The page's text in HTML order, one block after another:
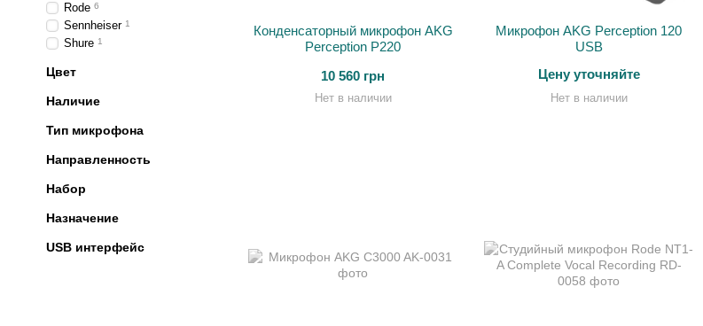
Конденсаторный микрофон AKG
Perception P220
10 560 грн
Нет в наличии
Микрофон AKG Perception 120
USB
Цену уточняйте
Нет в наличии
Rode 6
Sennheiser 1
Shure 1
Цвет
Наличие
Тип микрофона
Направленность
Набор
Назначение
USB интерфейс